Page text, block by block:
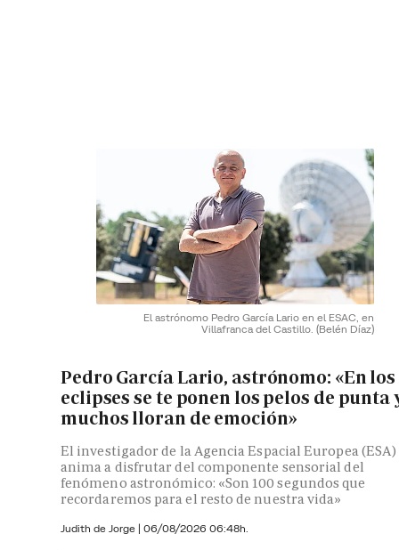
El astrónomo Pedro García Lario en el ESAC, en
Villafranca del Castillo. (Belén Díaz)
Pedro García Lario, astrónomo: «En los
eclipses se te ponen los pelos de punta
muchos lloran de emoción»
El investigador de la Agencia Espacial Europea (ESA)
anima a disfrutar del componente sensorial del
fenómeno astronómico: «Son 100 segundos que
recordaremos para el resto de nuestra vida»
Judith de Jorge | 06/08/2026 06:48h.